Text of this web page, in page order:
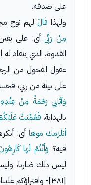
على صدقه.
ولهذا قَالَ لهم نوح
مِنْ رَبِّيأي: على
القدوة، الذي ينقاد
عقول الفحول من
على بينة من ربي،
وَآتَانِي رَحْمَةً مِنْ عِنْدِهِ
بالهداية، فَعُمِّيَتْ
أنلزمك موها أي:
فيه؟ وَأَنْتُمْ لَهَا
ليس ذلك ضارنا،
[٣٨١]- وافتراؤكم علينا، صادا لنا عما كنا عليه.